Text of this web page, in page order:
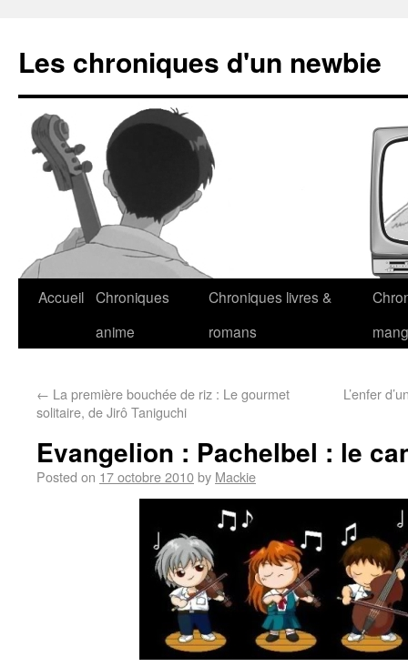
Les chroniques d'un newbie
Accueil Chroniques
anime
Chroniques livres &
romans
← La première bouchée de riz : Le gourmet
solitaire, de Jirô Taniguchi
L’enfer
Evangelion : Pachelbel : le
Posted on 17 octobre 2010by Mackie